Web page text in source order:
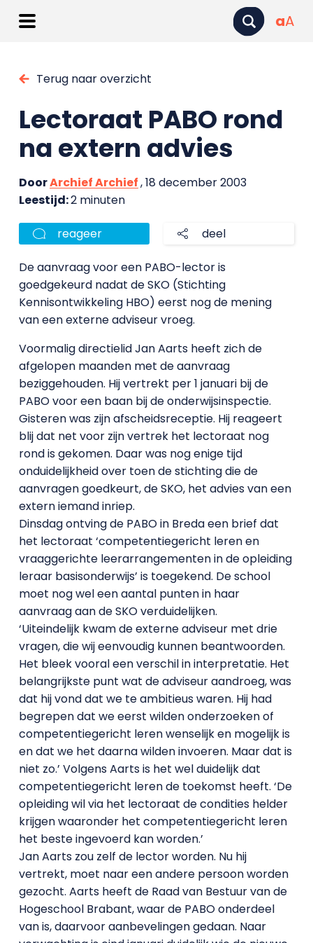
aA
Terug naar overzicht
Lectoraat PABO rond
na extern advies
DoorArchief Archief, 18 december 2003
Leestijd:2 minuten
reageer deel
De aanvraag voor een PABO-lector is
goedgekeurd nadat de SKO (Stichting
Kennisontwikkeling HBO) eerst nog de mening
van een externe adviseur vroeg.
Voormalig directielid Jan Aarts heeft zich de
afgelopen maanden met de aanvraag
beziggehouden. Hij vertrekt per 1 januari bij de
PABO voor een baan bij de onderwijsinspectie.
Gisteren was zijn afscheidsreceptie. Hij reageert
blij dat net voor zijn vertrek het lectoraat nog
rond is gekomen. Daar was nog enige tijd
onduidelijkheid over toen de stichting die de
aanvragen goedkeurt, de SKO, het advies van een
extern iemand inriep.
Dinsdag ontving de PABO in Breda een brief dat
het lectoraat ‘competentiegericht leren en
vraaggerichte leerarrangementen in de opleiding
leraar basisonderwijs’ is toegekend. De school
moet nog wel een aantal punten in haar
aanvraag aan de SKO verduidelijken.
‘Uiteindelijk kwam de externe adviseur met drie
vragen, die wij eenvoudig kunnen beantwoorden.
Het bleek vooral een verschil in interpretatie. Het
belangrijkste punt wat de adviseur aandroeg, was
dat hij vond dat we te ambitieus waren. Hij had
begrepen dat we eerst wilden onderzoeken of
competentiegericht leren wenselijk en mogelijk is
en dat we het daarna wilden invoeren. Maar dat is
niet zo.’ Volgens Aarts is het wel duidelijk dat
competentiegericht leren de toekomst heeft. ‘De
opleiding wil via het lectoraat de condities helder
krijgen waaronder het competentiegericht leren
het beste ingevoerd kan worden.’
Jan Aarts zou zelf de lector worden. Nu hij
vertrekt, moet naar een andere persoon worden
gezocht. Aarts heeft de Raad van Bestuur van de
Hogeschool Brabant, waar de PABO onderdeel
van is, daarvoor aanbevelingen gedaan. Naar